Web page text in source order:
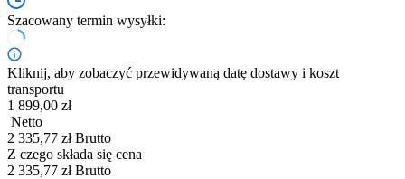
Szacowany termin wysyłki:
Kliknij, aby zobaczyć przewidywaną datę dostawy i koszt
transportu
1 899,00 zł
Netto
2 335,77 zł Brutto
Z czego składa się cena
2 335,77 zł Brutto